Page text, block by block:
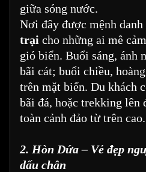
giữa sóng nước.
Nơi đây được mệnh danh
trại cho những ai mê
gió biển. Buổi sáng, ánh
bãi cát; buổi chiều,
trên mặt biển. Du khách
bãi đá, hoặc trekking lên
toàn cảnh đảo từ trên cao.
2. Hòn Dứa – Vẻ đẹp
dấu chân